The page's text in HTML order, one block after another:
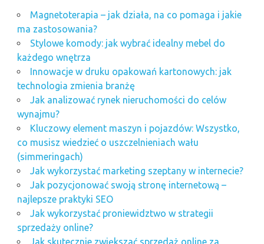
Magnetoterapia – jak działa, na co pomaga i jakie
ma zastosowania?
Stylowe komody: jak wybrać idealny mebel do
każdego wnętrza
Innowacje w druku opakowań kartonowych: jak
technologia zmienia branżę
Jak analizować rynek nieruchomości do celów
wynajmu?
Kluczowy element maszyn i pojazdów: Wszystko,
co musisz wiedzieć o uszczelnieniach wału
(simmeringach)
Jak wykorzystać marketing szeptany w internecie?
Jak pozycjonować swoją stronę internetową –
najlepsze praktyki SEO
Jak wykorzystać proniewidztwo w strategii
sprzedaży online?